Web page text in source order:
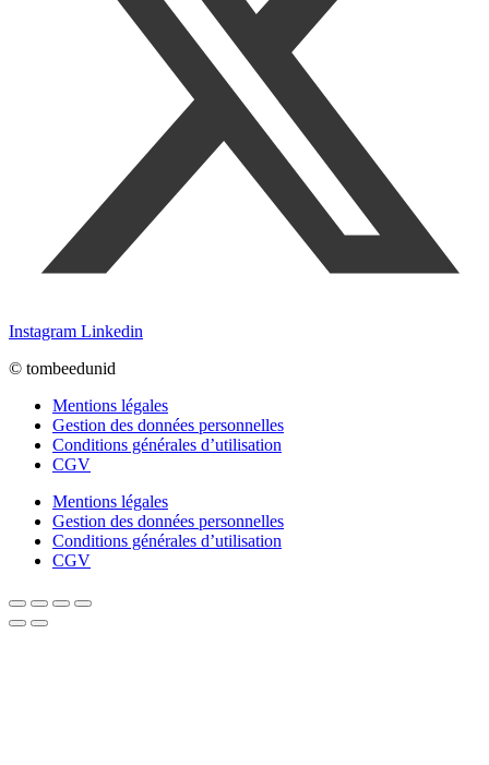
Instagram Linkedin
© tombeedunid
Mentions légales
Gestion des données personnelles
Conditions générales d’utilisation
CGV
Mentions légales
Gestion des données personnelles
Conditions générales d’utilisation
CGV